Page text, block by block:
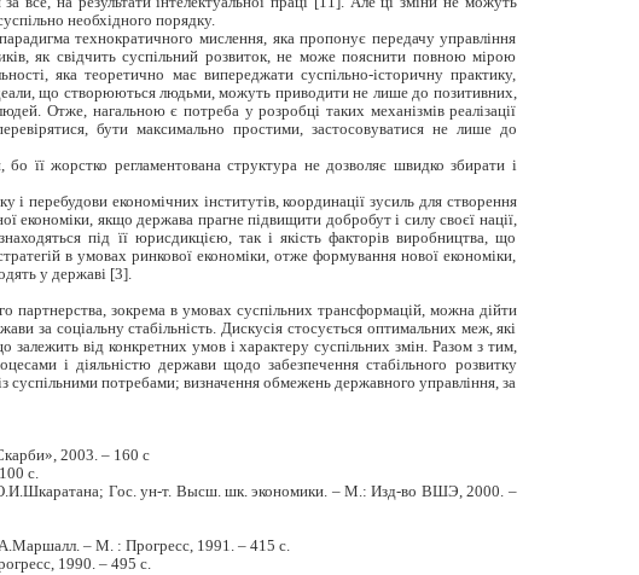
необхідного порядку.
технократичного мислення, яка пропонує передачу управління
як свідчить суспільний розвиток, не може пояснити повною мірою
яка теоретично має випереджати суспільно-історичну практику,
що створюються людьми, можуть приводити не лише до позитивних,
Отже, нагальною є потреба у розробці таких механізмів реалізації
бути максимально простими, застосовуватися не лише до
її жорстко регламентована структура не дозволяє швидко збирати і
перебудови економічних інститутів, координації зусиль для створення
економіки, якщо держава прагне підвищити добробут і силу своєї нації,
під її юрисдикцією, так і якість факторів виробництва, що
в умовах ринкової економіки, отже формування нової економіки,
у державі [3].
партнерства, зокрема в умовах суспільних трансформацій, можна дійти
за соціальну стабільність. Дискусія стосується оптимальних меж, які
від конкретних умов і характеру суспільних змін. Разом з тим,
і діяльністю держави щодо забезпечення стабільного розвитку
суспільними потребами; визначення обмежень державного управління, за
2003. – 160 с
с.
О.И.Шкаратана; Гос. ун-т. Высш. шк. экономики. – М.: Изд-во ВШЭ, 2000. –
– М. : Прогресс, 1991. – 415 с.
1990. – 495 с.